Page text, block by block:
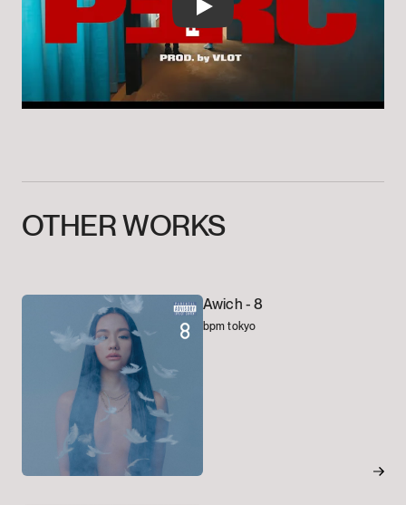
Play
OTHERWORKS
Awich -8
bpm tokyo